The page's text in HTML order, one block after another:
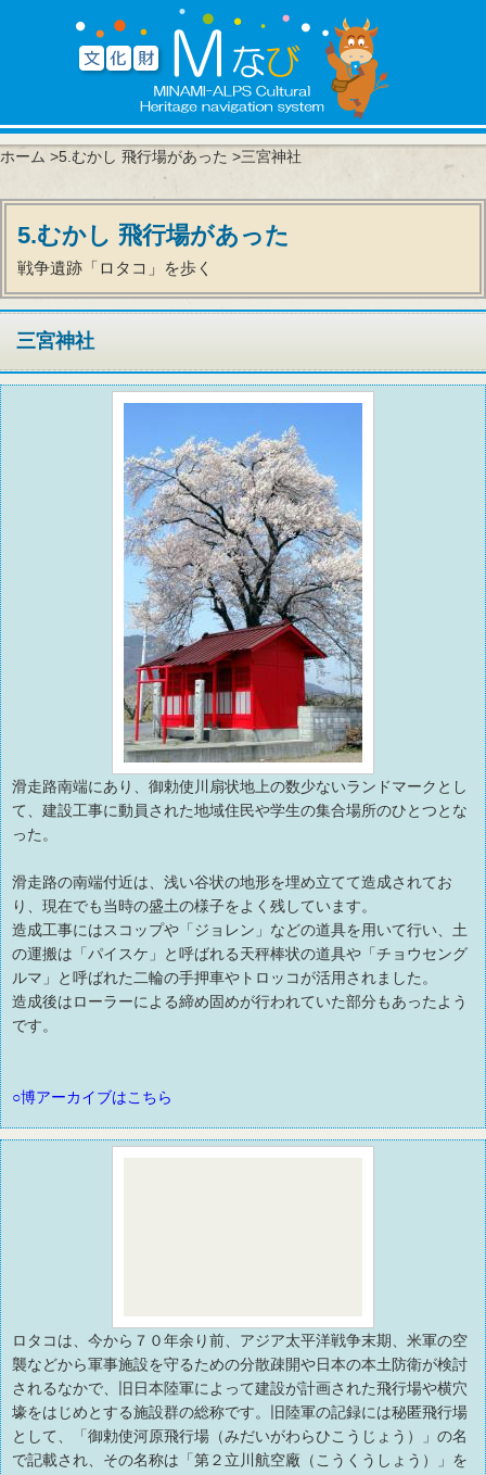
ホーム >5.むかし 飛行場があった >三宮神社
5.むかし 飛行場があった
戦争遺跡「ロタコ」を歩く
三宮神社
滑走路南端にあり、御勅使川扇状地上の数少ないランドマークとし
て、建設工事に動員された地域住民や学生の集合場所のひとつとな
った。
滑走路の南端付近は、浅い谷状の地形を埋め立てて造成されてお
り、現在でも当時の盛土の様子をよく残しています。
造成工事にはスコップや「ジョレン」などの道具を用いて行い、土
の運搬は「パイスケ」と呼ばれる天秤棒状の道具や「チョウセング
ルマ」と呼ばれた二輪の手押車やトロッコが活用されました。
造成後はローラーによる締め固めが行われていた部分もあったよう
です。
○博アーカイブはこちら
ロタコは、今から７０年余り前、アジア太平洋戦争末期、米軍の空
襲などから軍事施設を守るための分散疎開や日本の本土防衛が検討
されるなかで、旧日本陸軍によって建設が計画された飛行場や横穴
壕をはじめとする施設群の総称です。旧陸軍の記録には秘匿飛行場
として、「御勅使河原飛行場（みだいがわらひこうじょう）」の名
で記載され、その名称は「第２立川航空廠（こうくうしょう）」を